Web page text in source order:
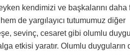
kendimizi ve başkalarını daha
de yargılayıcı tutumumuz diğer
sevinç, cesaret gibi olumlu
etkisi yaratır. Olumlu duyguların